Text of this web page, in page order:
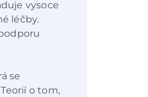
vysoce
léčby.
se
o tom,